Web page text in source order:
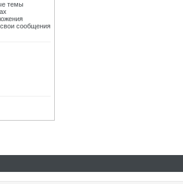
темы
сообщения